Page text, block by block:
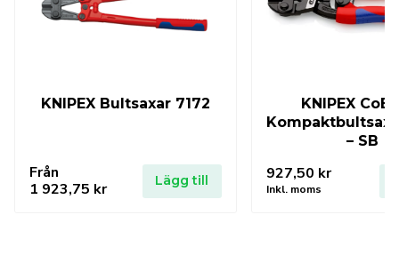
KNIPEX Bultsaxar 7172
Från
1 923,75 kr Lägg till
KNIPEX
Kompaktbultsax
– SB
927,50 kr
Inkl. moms